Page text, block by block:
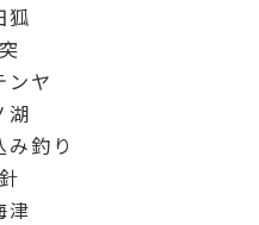
狐
ンヤ
湖
み釣り
津